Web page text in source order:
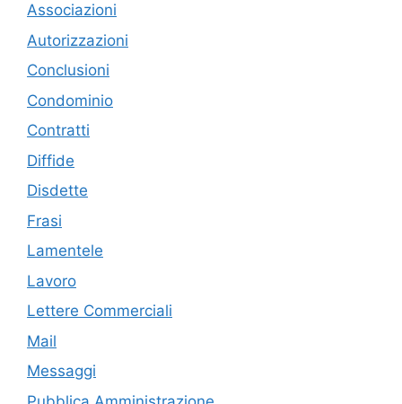
Associazioni
Autorizzazioni
Conclusioni
Condominio
Contratti
Diffide
Disdette
Frasi
Lamentele
Lavoro
Lettere Commerciali
Mail
Messaggi